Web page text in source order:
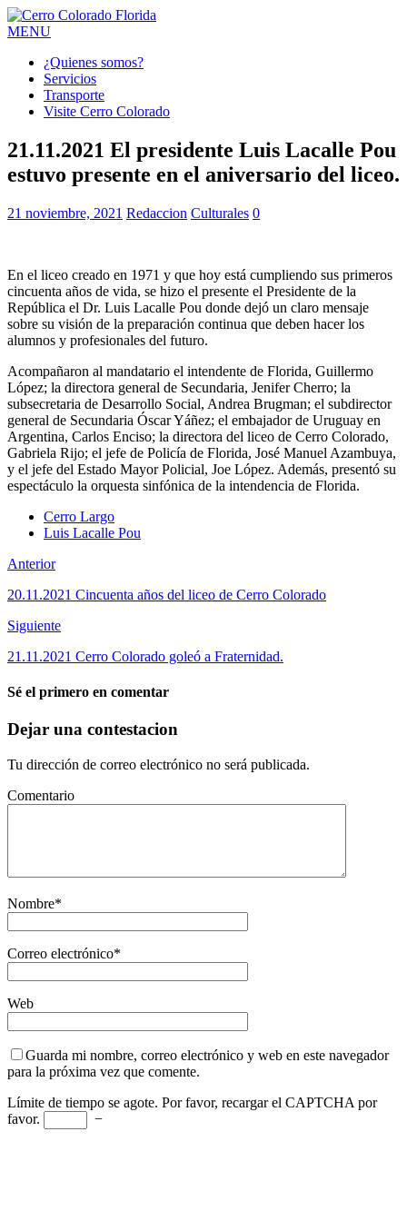
MENU
¿Quienes somos?
Servicios
Transporte
Visite Cerro Colorado
21.11.2021 El presidente Luis Lacalle Pou
estuvo presente en el aniversario del liceo.
21 noviembre, 2021 Redaccion Culturales 0
En el liceo creado en 1971 y que hoy está cumpliendo sus primeros
cincuenta años de vida, se hizo el presente el Presidente de la
República el Dr. Luis Lacalle Pou donde dejó un claro mensaje
sobre su visión de la preparación continua que deben hacer los
alumnos y profesionales del futuro.
Acompañaron al mandatario el intendente de Florida, Guillermo
López; la directora general de Secundaria, Jenifer Cherro; la
subsecretaria de Desarrollo Social, Andrea Brugman; el subdirector
general de Secundaria Óscar Yáñez; el embajador de Uruguay en
Argentina, Carlos Enciso; la directora del liceo de Cerro Colorado,
Gabriela Rijo; el jefe de Policía de Florida, José Manuel Azambuya,
y el jefe del Estado Mayor Policial, Joe López. Además, presentó su
espectáculo la orquesta sinfónica de la intendencia de Florida.
Cerro Largo
Luis Lacalle Pou
Anterior
20.11.2021 Cincuenta años del liceo de Cerro Colorado
Siguiente
21.11.2021 Cerro Colorado goleó a Fraternidad.
Sé el primero en comentar
Dejar una contestacion
Tu dirección de correo electrónico no será publicada.
Comentario
Nombre*
Correo electrónico*
Web
Guarda mi nombre, correo electrónico y web en este navegador
para la próxima vez que comente.
Límite de tiempo se agote. Por favor, recargar el CAPTCHA por
favor.
−